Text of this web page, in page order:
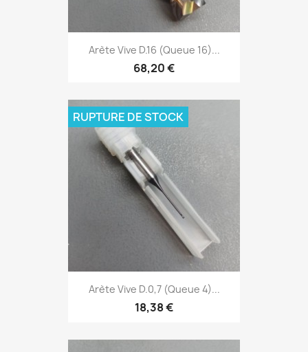
Arète Vive D.16 (Queue 16)...
68,20 €
Arète Vive D.0,7 (Queue 4)...
18,38 €
RUPTURE DE STOCK